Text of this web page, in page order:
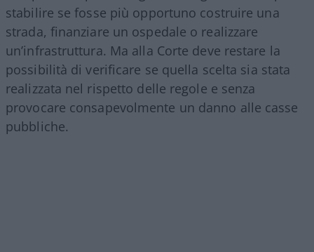
stabilire se fosse più opportuno costruire una
strada, finanziare un ospedale o realizzare
un’infrastruttura. Ma alla Corte deve restare la
possibilità di verificare se quella scelta sia stata
realizzata nel rispetto delle regole e senza
provocare consapevolmente un danno alle casse
pubbliche.